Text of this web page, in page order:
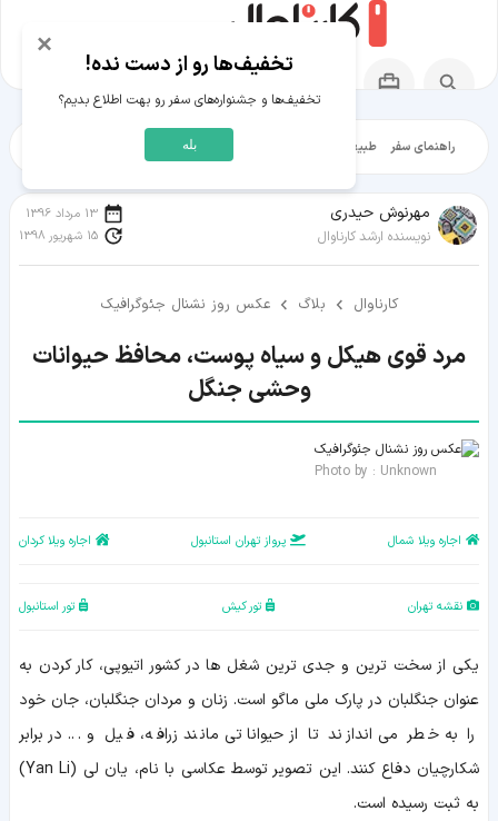
راهنمای سفر طبیعت‌گردی شهرگردی
مهرنوش حیدری
نویسنده ارشد کارناوال
13 مرداد 1396
15 شهریور 1398
کارناوال بلاگ عکس روز نشنال جئوگرافیک
مرد قوی هیکل و سیاه پوست، محافظ حیوانات
وحشی جنگل
Photo by : Unknown
اجاره ویلا شمال پرواز تهران استانبول اجاره ویلا کردان
نقشه تهران تور کیش تور استانبول
یکی از سخت ترین و جدی ترین شغل ها در کشور اتیوپی، کار کردن به
عنوان جنگلبان در پارک ملی ماگو است. زنان و مردان جنگلبان، جان خود
را به خطر می اندازند تا از حیواناتی مانند زرافه، فیل و ... در برابر
شکارچیان دفاع کنند. این تصویر توسط عکاسی با نام، یان لی (Yan Li)
به ثبت رسیده است.
×
تخفیف‌ها رو از دست نده!
تخفیف‌ها و جشنواره‌های سفر رو بهت اطلاع بدیم؟
بله